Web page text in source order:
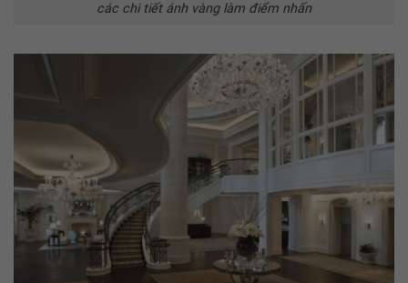
các chi tiết ánh vàng làm điểm nhấn